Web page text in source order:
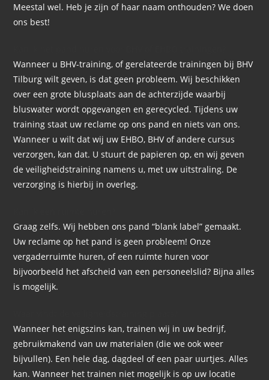
Meestal wel. Heb je zijn of haar naam onthouden? We doen
ons best!
Wanneer u BHV-training, of gerelateerde trainingen bij BHV
Tilburg wilt geven, is dat geen probleem. Wij beschikken
over een grote blusplaats aan de achterzijde waarbij
bluswater wordt opgevangen en gerecycled. Tijdens uw
training staat uw reclame op ons pand en niets van ons.
Wanneer u wilt dat wij uw EHBO, BHV of andere cursus
verzorgen, kan dat. U stuurt de papieren op, en wij geven
de veiligheidstraining namens u, met uw uitstraling. De
verzorging is hierbij in overleg.
Graag zelfs. Wij hebben ons pand “blank label” gemaakt.
Uw reclame op het pand is geen probleem! Onze
vergaderruimte huren, of een ruimte huren voor
bijvoorbeeld het afscheid van een personeelslid? Bijna alles
is mogelijk.
Wanneer het enigszins kan, trainen wij in uw bedrijf,
gebruikmakend van uw materialen (die we ook weer
bijvullen). Een hele dag, dagdeel of een paar uurtjes. Alles
kan.Wanneer het trainen niet mogelijk is op uw locatie